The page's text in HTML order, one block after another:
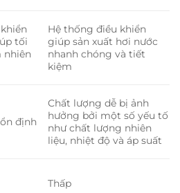
tối
nhiên
Hệ thống điều khiển
giúp sản xuất hơi nước
nhanh chóng và tiết
kiệm
định
Chất lượng dễ bị ảnh
hưởng bởi một số yếu tố
như chất lượng nhiên
liệu, nhiệt độ và áp suất
Thấp